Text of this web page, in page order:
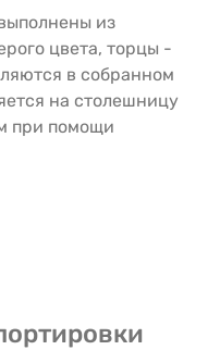
из
цвета, торцы -
в собранном
на столешницу
при помощи